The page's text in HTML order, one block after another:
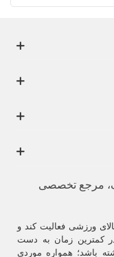
مرجع تخصصی
ورزشی فعالیت کند و
کمترین زمان به دست
باشد؛ همواره موردی